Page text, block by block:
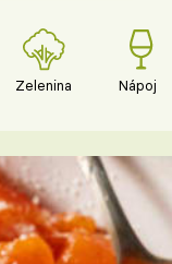
Zelenina Nápoje